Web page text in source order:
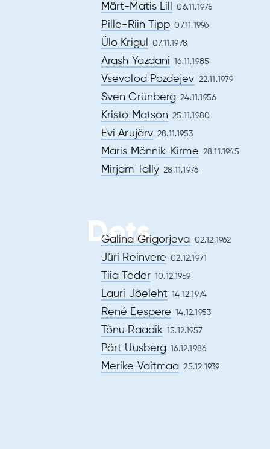
Märt-Matis Lill 06.11.1975
Pille-Riin Tipp 07.11.1996
Ülo Krigul 07.11.1978
Arash Yazdani 16.11.1985
Vsevolod Pozdejev 22.11.1979
Sven Grünberg 24.11.1956
Kristo Matson 25.11.1980
Evi Arujärv 28.11.1953
Maris Männik-Kirme 28.11.1945
Mirjam Tally 28.11.1976
Dets.
Galina Grigorjeva 02.12.1962
Jüri Reinvere 02.12.1971
Tiia Teder 10.12.1959
Lauri Jõeleht 14.12.1974
René Eespere 14.12.1953
Tõnu Raadik 15.12.1957
Pärt Uusberg 16.12.1986
Merike Vaitmaa 25.12.1939